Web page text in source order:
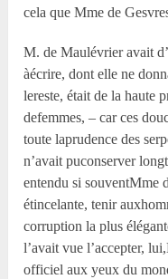
cela que Mme de
M. de Maulévrier avait
àécrire, dont elle ne
lereste, était de la haute
defemmes, – car ces
toute laprudence des
n’avait puconserver
entendu si souventMme
étincelante, tenir
corruption la plus
l’avait vue l’accepter,
officiel aux yeux du